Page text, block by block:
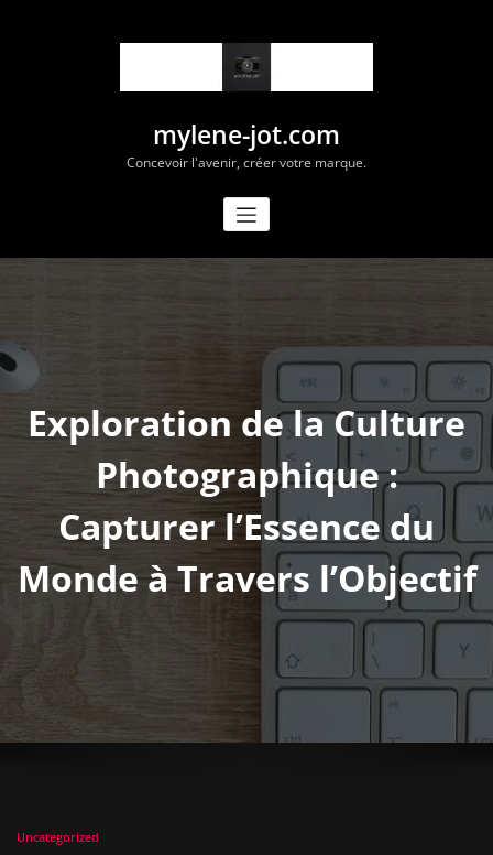
mylene-jot.com
Concevoir l'avenir, créer votre marque.
Exploration de la Culture
Photographique :
Capturer l’Essence du
Monde à Travers l’Objectif
Uncategorized